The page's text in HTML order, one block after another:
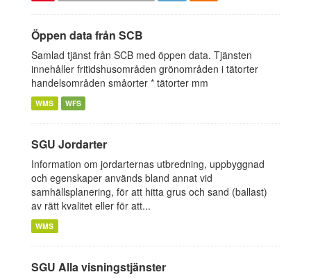
Öppen data från SCB
Samlad tjänst från SCB med öppen data. Tjänsten
innehåller fritidshusområden grönområden i tätorter
handelsområden småorter * tätorter mm
WMS WFS
SGU Jordarter
Information om jordarternas utbredning, uppbyggnad
och egenskaper används bland annat vid
samhällsplanering, för att hitta grus och sand (ballast)
av rätt kvalitet eller för att...
WMS
SGU Alla visningstjänster